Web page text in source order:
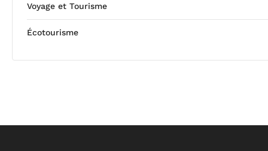
Voyage et Tourisme
Écotourisme